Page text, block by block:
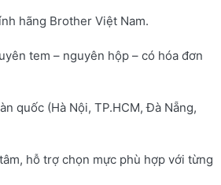
hãng Brother Việt Nam.
tem – nguyên hộp – có hóa đơn
quốc (Hà Nội, TP.HCM, Đà Nẵng,
hỗ trợ chọn mực phù hợp với từng